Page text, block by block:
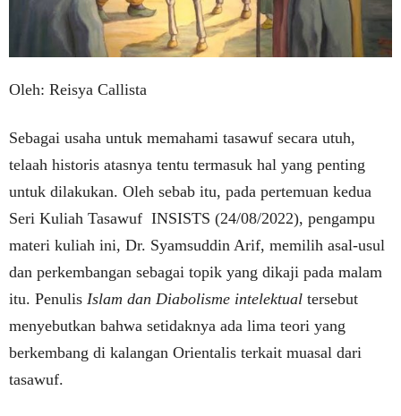
Oleh: Reisya Callista
Sebagai usaha untuk memahami tasawuf secara utuh,
telaah historis atasnya tentu termasuk hal yang penting
untuk dilakukan. Oleh sebab itu, pada pertemuan kedua
Seri Kuliah Tasawuf INSISTS (24/08/2022), pengampu
materi kuliah ini, Dr. Syamsuddin Arif, memilih asal-usul
dan perkembangan sebagai topik yang dikaji pada malam
itu. Penulis Islam dan Diabolisme intelektual tersebut
menyebutkan bahwa setidaknya ada lima teori yang
berkembang di kalangan Orientalis terkait muasal dari
tasawuf.